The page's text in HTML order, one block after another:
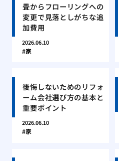
畳からフローリングへの
変更で見落としがちな追
加費用
2026.06.10
家
後悔しないためのリフォ
ーム会社選び方の基本と
重要ポイント
2026.06.10
家